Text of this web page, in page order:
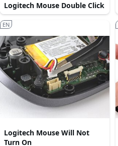
Logitech Mouse Double Click
Logitech Mouse Will Not
Turn On
EN